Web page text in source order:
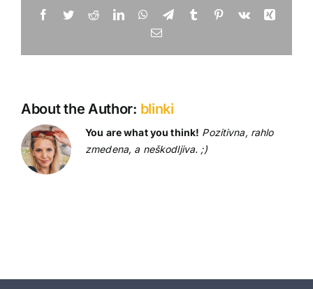
Facebook
TwitterRedditLinkedInWhatsApp
TelegramTumblrPinterest
Vk
Xing
Email
About the Author: blinki
You are what you think! Pozitivna, rahlo
zmedena, a neškodljiva. ;)